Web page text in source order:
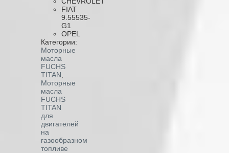
FIAT
9.55535-
G1
OPEL
Категории:
Моторные
масла
FUCHS
TITAN
Моторные
масла
FUCHS
TITAN
для
двигателей
на
газообразном
топливе